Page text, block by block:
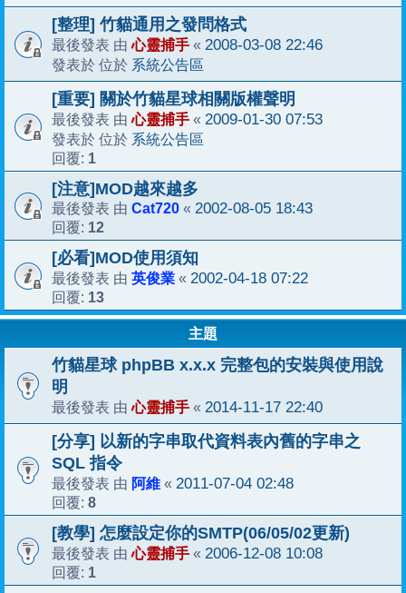
[整理] 竹貓通用之發問格式
最後發表 由心靈捕手 « 2008-03-08 22:46
發表於 位於 系統公告區
[重要] 關於竹貓星球相關版權聲明
最後發表 由心靈捕手 « 2009-01-30 07:53
發表於 位於 系統公告區
回覆: 1
[注意]MOD越來越多
最後發表 由 Cat720 « 2002-08-05 18:43
回覆: 12
[必看]MOD使用須知
最後發表 由 英俊業 « 2002-04-18 07:22
回覆: 13
主題
竹貓星球 phpBB x.x.x 完整包的安裝與使用說
明
最後發表 由心靈捕手 « 2014-11-17 22:40
[分享] 以新的字串取代資料表內舊的字串之
SQL 指令
最後發表 由 阿維 « 2011-07-04 02:48
回覆: 8
[教學] 怎麼設定你的SMTP(06/05/02更新)
最後發表 由心靈捕手 « 2006-12-08 10:08
回覆: 1